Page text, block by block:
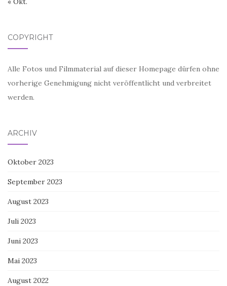
COPYRIGHT
Alle Fotos und Filmmaterial auf dieser Homepage dürfen ohne
vorherige Genehmigung nicht veröffentlicht und verbreitet
werden.
ARCHIV
Oktober 2023
September 2023
August 2023
Juli 2023
Juni 2023
Mai 2023
August 2022